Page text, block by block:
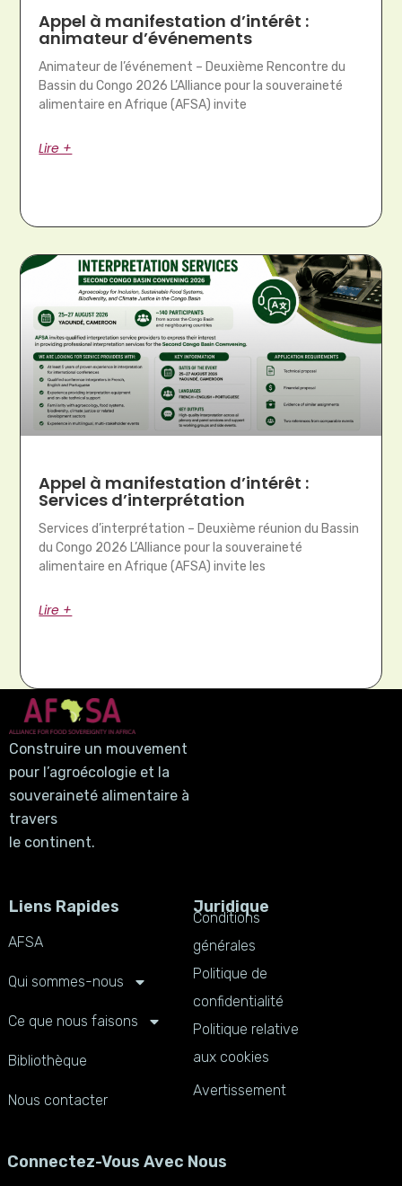
Appel à manifestation d’intérêt :
animateur d’événements
Animateur de l’événement – Deuxième Rencontre du
Bassin du Congo 2026 L’Alliance pour la souveraineté
alimentaire en Afrique (AFSA) invite
Lire +
Appel à manifestation d’intérêt :
Services d’interprétation
Services d’interprétation – Deuxième réunion du Bassin
du Congo 2026 L’Alliance pour la souveraineté
alimentaire en Afrique (AFSA) invite les
Lire +
Construire un mouvement
pour l’agroécologie et la
souveraineté alimentaire à
travers
le continent.
Liens Rapides
AFSA
Qui sommes-nous
Ce que nous faisons
Bibliothèque
Nous contacter
Juridique
Conditions
générales
Politique de
confidentialité
Politique relative
aux cookies
Avertissement
Connectez-Vous Avec Nous